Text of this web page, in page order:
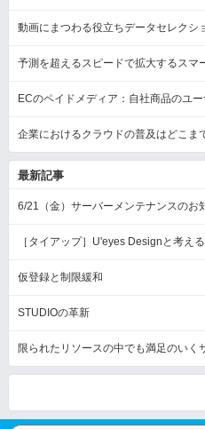
動画にまつわる役立ちデータセレクシ
予測を超えるスピードで拡大するスマ
ECのペイドメディア：自社商品のユ
企業におけるクラウドの普及はどこま
最新記事
6/21（金）サーバーメンテナンスのお
［タイアップ］U'eyes Designと考え
仮登録と制限緩和
STUDIOの革新
限られたリソースの中でも満足のいく